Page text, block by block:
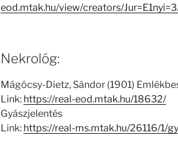
eod.mtak.hu/view/creators/
Nekrológ:
Mágócsy-Dietz, Sándor (1901)
Link: https://real-eod.mtak.hu/18632/
Gyászjelentés
Link: https://real-ms.mtak.hu/26116/1/